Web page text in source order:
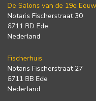
De Salons van de 19e Eeuw
Notaris Fischerstraat 30
6711 BD Ede
Nederland
Fischerhuis
Notaris Fischerstraat 27
6711 BB Ede
Nederland